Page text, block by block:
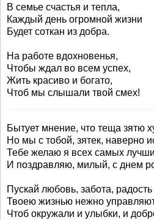
В семье счастья и тепла,
Каждый день огромной жизни
Будет соткан из добра.
На работе вдохновенья,
Чтобы ждал во всем успех,
Жить красиво и богато,
Чтоб мы слышали твой смех!
Бытует мнение, что теща зятю
Но мы с тобой, зятек, наверно
Тебе желаю я всех самых
И поздравляю, милый, с днем
Пускай любовь, забота,
Твоею жизнью нежно
Чтоб окружали и улыбки, и